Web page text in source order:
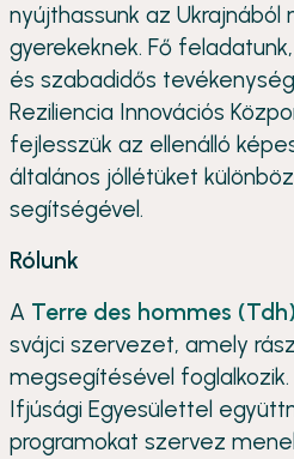
nyújthassunk az Ukrajnából
gyerekeknek. Fő
és szabadidős
Reziliencia Innovációs
fejlesszük az ellenálló
általános jóllétüket
segítségével.
Rólunk
A Terre des hommes (Tdh)
svájci szervezet, amely
megsegítésével
Ifjúsági Egyesülettel
programokat szervez